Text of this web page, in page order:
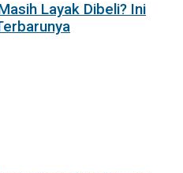
Layak Dibeli? Ini